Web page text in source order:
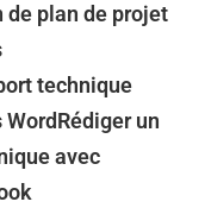
de plan de projet
technique
un
avec